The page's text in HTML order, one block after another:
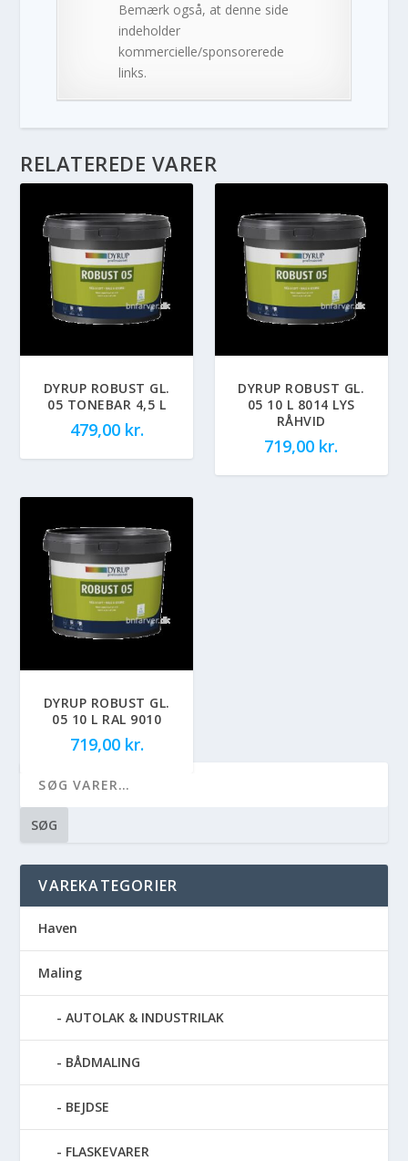
Bemærk også, at denne side
indeholder
kommercielle/sponsorerede
links.
RELATEREDE VARER
DYRUP ROBUST GL.
05 TONEBAR 4,5 L
479,00 kr.
DYRUP ROBUST GL.
05 10 L 8014 LYS
RÅHVID
719,00 kr.
DYRUP ROBUST GL.
05 10 L RAL 9010
719,00 kr.
SØG
VAREKATEGORIER
Haven
Maling
AUTOLAK & INDUSTRILAK
BÅDMALING
BEJDSE
FLASKEVARER